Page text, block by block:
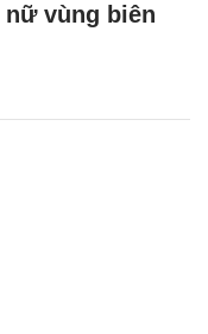
nữ vùng biên